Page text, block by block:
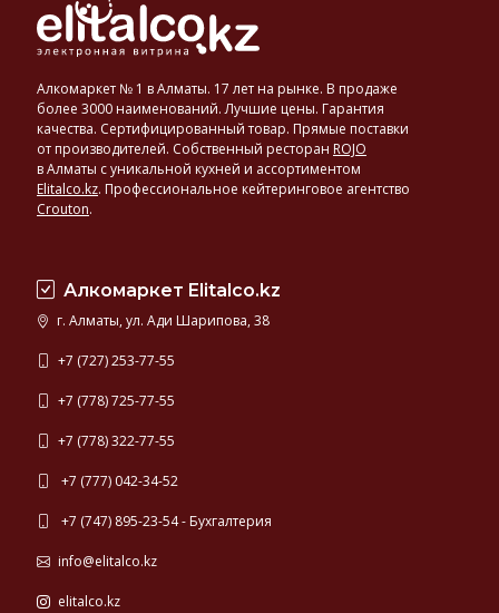
Алкомаркет № 1 в Алматы. 17 лет на рынке. В продаже
более 3000 наименований. Лучшие цены. Гарантия
качества. Сертифицированный товар. Прямые поставки
от производителей. Собственный ресторан ROJO
в Алматы с уникальной кухней и ассортиментом
Elitalco.kz. Профессиональное кейтеринговое агентство
Crouton.
Алкомаркет Elitalco.kz
г. Алматы, ул. Ади Шарипова, 38
+7 (727) 253-77-55
+7 (778) 725-77-55
+7 (778) 322-77-55
+7 (777) 042-34-52
+7 (747) 895-23-54 - Бухгалтерия
info@elitalco.kz
elitalco.kz